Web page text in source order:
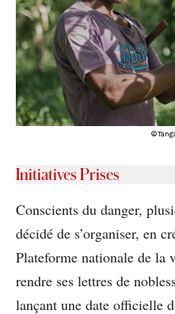
Initiatives Prises
Conscients du danger,
décidé de s’organiser, en
Plateforme nationale de la
rendre ses lettres de
lançant une date officielle